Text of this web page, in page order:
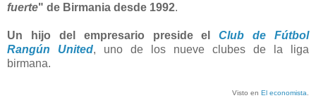
fuerte" de Birmania desde 1992.
Un hijo del empresario preside elClub de Fútbol
Rangún United, uno de los nueve clubes de la liga
birmana.
Visto en El economista